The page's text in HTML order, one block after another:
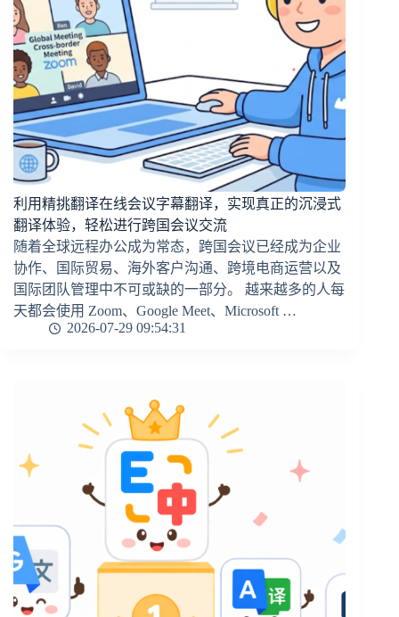
利用精挑翻译在线会议字幕翻译，实现真正的沉浸式
翻译体验，轻松进行跨国会议交流
随着全球远程办公成为常态，跨国会议已经成为企业
协作、国际贸易、海外客户沟通、跨境电商运营以及
国际团队管理中不可或缺的一部分。 越来越多的人每
天都会使用 Zoom、Google Meet、Microsoft …
2026-07-29 09:54:31